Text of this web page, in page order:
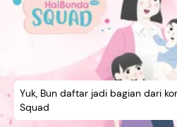
Yuk, Bun daftar jadi bagian dari
Squad